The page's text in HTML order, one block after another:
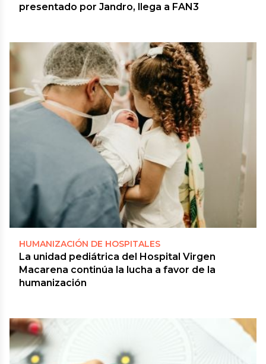
presentado por Jandro, llega a FAN3
HUMANIZACIÓN DE HOSPITALES
La unidad pediátrica del Hospital Virgen
Macarena continúa la lucha a favor de la
humanización